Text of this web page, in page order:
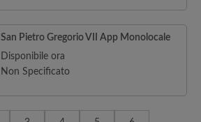
San Pietro Gregorio VII App Monolocale
Disponibile ora
Non Specificato